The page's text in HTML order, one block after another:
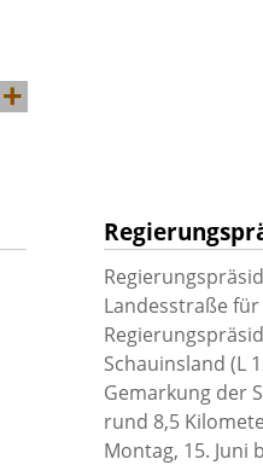
Landesstraße
Schauinsland (L
Gemarkung der
rund 8,5
Montag, 15.